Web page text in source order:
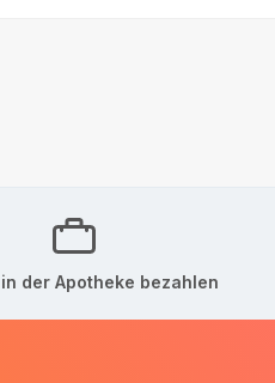
der Apotheke bezahlen